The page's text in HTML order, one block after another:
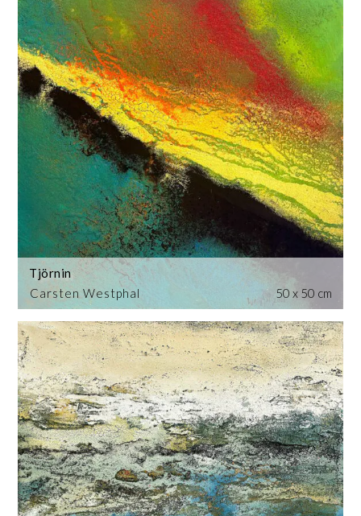
Carsten Westphal
Tjörnin
50 x 50 cm